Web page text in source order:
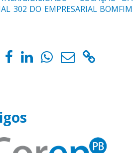
302 DO EMPRESARIAL BOMFIM